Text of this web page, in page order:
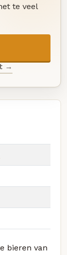
te veel
→
bieren van